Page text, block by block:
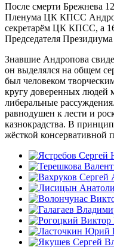
После смерти Брежнева
Пленума ЦК КПСС
секретарём ЦК КПСС, а
Председателя
Знавшие Андропова
он выделялся на общем
был человеком
кругу доверенных людей
либеральные
равнодушен к лести и
казнокрадства. В
жёсткой консервативной